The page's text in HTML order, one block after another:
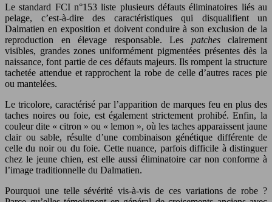
Le standard FCI n°153 liste plusieurs défauts éliminatoires liés au
pelage, c’est-à-dire des caractéristiques qui disqualifient un
Dalmatien en exposition et doivent conduire à son exclusion de la
reproduction en élevage responsable. Les patchesclairement
visibles, grandes zones uniformément pigmentées présentes dès la
naissance, font partie de ces défauts majeurs. Ils rompent la structure
tachetée attendue et rapprochent la robe de celle d’autres races pie
ou mantelées.
Le tricolore, caractérisé par l’apparition de marques feu en plus des
taches noires ou foie, est également strictement prohibé. Enfin, la
couleur dite « citron » ou « lemon », où les taches apparaissent jaune
clair ou sable, résulte d’une combinaison génétique différente de
celle du noir ou du foie. Cette nuance, parfois difficile à distinguer
chez le jeune chien, est elle aussi éliminatoire car non conforme à
l’image traditionnelle du Dalmatien.
Pourquoi une telle sévérité vis-à-vis de ces variations de robe ?